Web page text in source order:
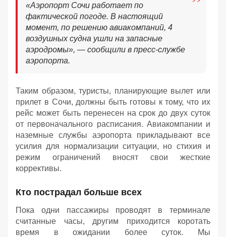
«Аэропорт Сочи работает по
фактической погоде. В настоящий
момент, по решению авиакомпаний, 4
воздушных судна ушли на запасные
аэродромы», — сообщили в пресс-службе
аэропорта.
Таким образом, туристы, планирующие вылет или
прилет в Сочи, должны быть готовы к тому, что их
рейс может быть перенесен на срок до двух суток
от первоначального расписания. Авиакомпании и
наземные службы аэропорта прикладывают все
усилия для нормализации ситуации, но стихия и
режим ограничений вносят свои жесткие
коррективы.
Кто пострадал больше всех
Пока одни пассажиры проводят в терминале
считанные часы, другим приходится коротать
время в ожидании более суток. Мы